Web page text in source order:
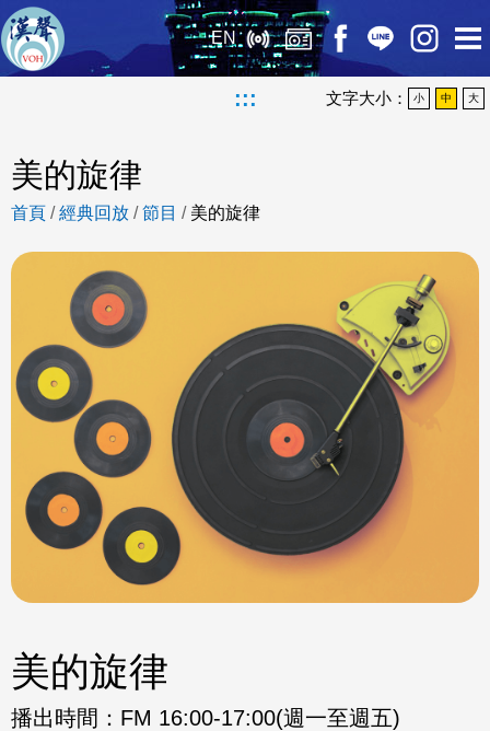
EN
::: 文字大小： 小 中 大
美的旋律
首頁 /經典回放 /節目 / 美的旋律
美的旋律
播出時間： FM 16:00-17:00(週一至週五)